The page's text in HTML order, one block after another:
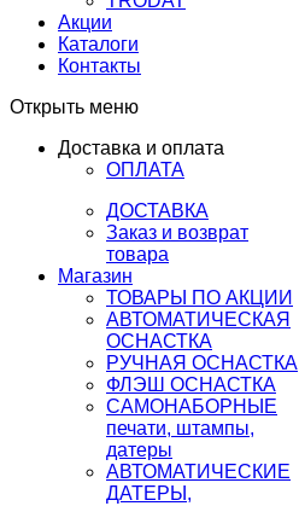
Акции
Каталоги
Контакты
Открыть меню
Доставка и оплата
ОПЛАТА
ДОСТАВКА
Заказ и возврат
товара
Магазин
ТОВАРЫ ПО АКЦИИ
АВТОМАТИЧЕСКАЯ
ОСНАСТКА
РУЧНАЯ ОСНАСТКА
ФЛЭШ ОСНАСТКА
САМОНАБОРНЫЕ
печати, штампы,
датеры
АВТОМАТИЧЕСКИЕ
ДАТЕРЫ,